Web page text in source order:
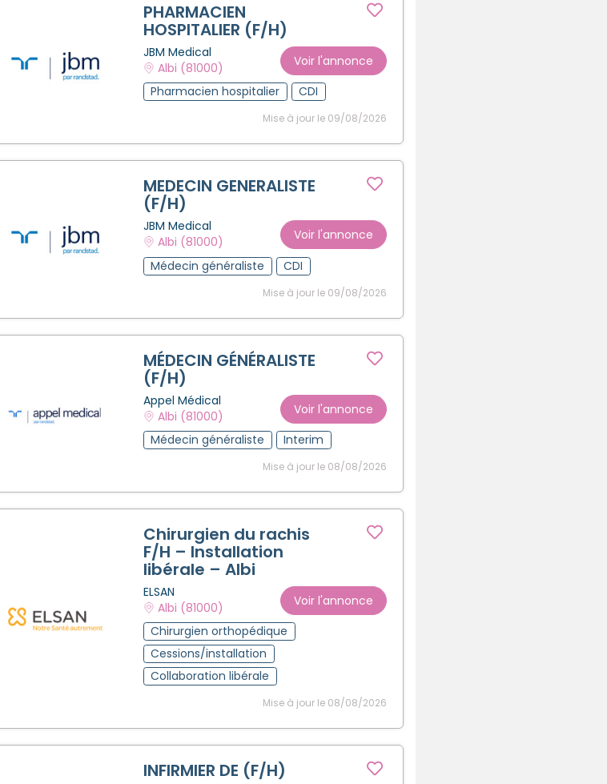
PHARMACIEN
HOSPITALIER (F/H)
JBM Medical
Albi (81000)
Voir l'annonce
Pharmacien hospitalier
CDI
Mise à jour le 09/08/2026
MEDECIN GENERALISTE
(F/H)
JBM Medical
Albi (81000)
Voir l'annonce
Médecin généraliste
CDI
Mise à jour le 09/08/2026
MÉDECIN GÉNÉRALISTE
(F/H)
Appel Médical
Albi (81000)
Voir l'annonce
Médecin généraliste
Interim
Mise à jour le 08/08/2026
Chirurgien du rachis
F/H – Installation
libérale – Albi
ELSAN
Albi (81000)
Voir l'annonce
Chirurgien orthopédique
Cessions/installation
Collaboration libérale
Mise à jour le 08/08/2026
INFIRMIER DE (F/H)